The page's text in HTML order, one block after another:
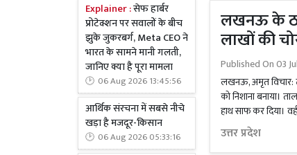
Explainer :सेफ हार्बर
प्रोटेक्शन पर सवालों के बीच
झुके जुकरबर्ग, Meta CEO ने
भारत के सामने मानी गलती,
जानिए क्या है पूरा मामला
06 Aug 2026 13:45:56
आर्थिक संरचना में सबसे नीचे
खड़ा है मजदूर-किसान
06 Aug 2026 05:33:16
लखनऊ के
लाखों की
Published On03
लखनऊ, अमृत विचार:
को निशाना बनाया।
हाथ साफ कर दिया।
उत्तर प्रदेश